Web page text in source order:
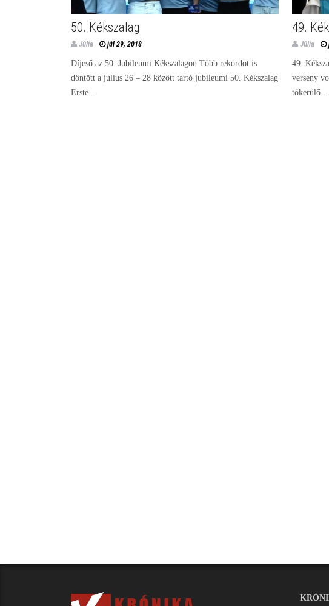
50. Kékszalag
Júlia júl 29, 2018
Díjeső az 50. Jubileumi Kékszalagon Több rekordot is
döntött a július 26 – 28 között tartó jubileumi 50. Kékszalag
Erste...
49.
Júlia
49.
verseny
tókerülő...